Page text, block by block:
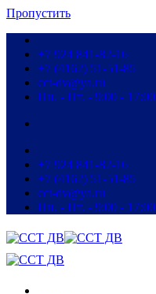
Пропустить
+7 924 841-82-16
+7 (4162) 51-51-85
cct-dv@ya.ru
Пн. - Пт. - 9:00 - 17:00
+7 924 841-82-16
+7 (4162) 51-51-85
cct-dv@ya.ru
Пн. - Пт. - 9:00 - 17:00